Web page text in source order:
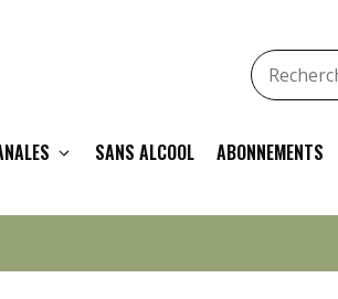
SANS ALCOOL ABONNEMENTS
Recherche
pour